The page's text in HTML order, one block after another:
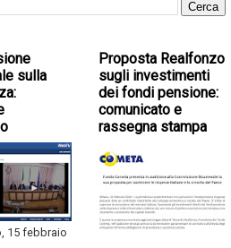
sulla
15 febbraio
Proposta Realfonzo
sugli investimenti
dei fondi pensione:
comunicato e
rassegna stampa